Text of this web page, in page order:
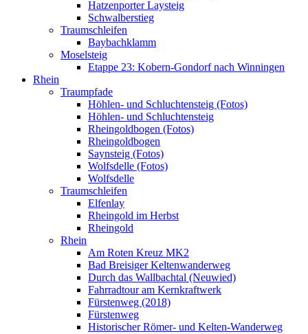
Hatzenporter Laysteig
Schwalberstieg
Traumschleifen
Baybachklamm
Moselsteig
Etappe 23: Kobern-Gondorf nach Winningen
Rhein
Traumpfade
Höhlen- und Schluchtensteig (Fotos)
Höhlen- und Schluchtensteig
Rheingoldbogen (Fotos)
Rheingoldbogen
Saynsteig (Fotos)
Wolfsdelle (Fotos)
Wolfsdelle
Traumschleifen
Elfenlay
Rheingold im Herbst
Rheingold
Rhein
Am Roten Kreuz MK2
Bad Breisiger Keltenwanderweg
Durch das Wallbachtal (Neuwied)
Fahrradtour am Kernkraftwerk
Fürstenweg (2018)
Fürstenweg
Historischer Römer- und Kelten-Wanderweg